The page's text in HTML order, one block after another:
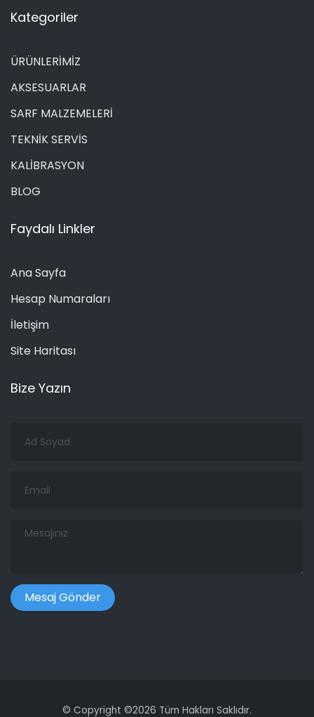
Kategoriler
ÜRÜNLERİMİZ
AKSESUARLAR
SARF MALZEMELERİ
TEKNİK SERVİS
KALİBRASYON
BLOG
Faydalı Linkler
Ana Sayfa
Hesap Numaraları
İletişim
Site Haritası
Bize Yazın
Soyad
Mesajınız
© Copyright ©2026 Tüm Hakları Saklıdır.